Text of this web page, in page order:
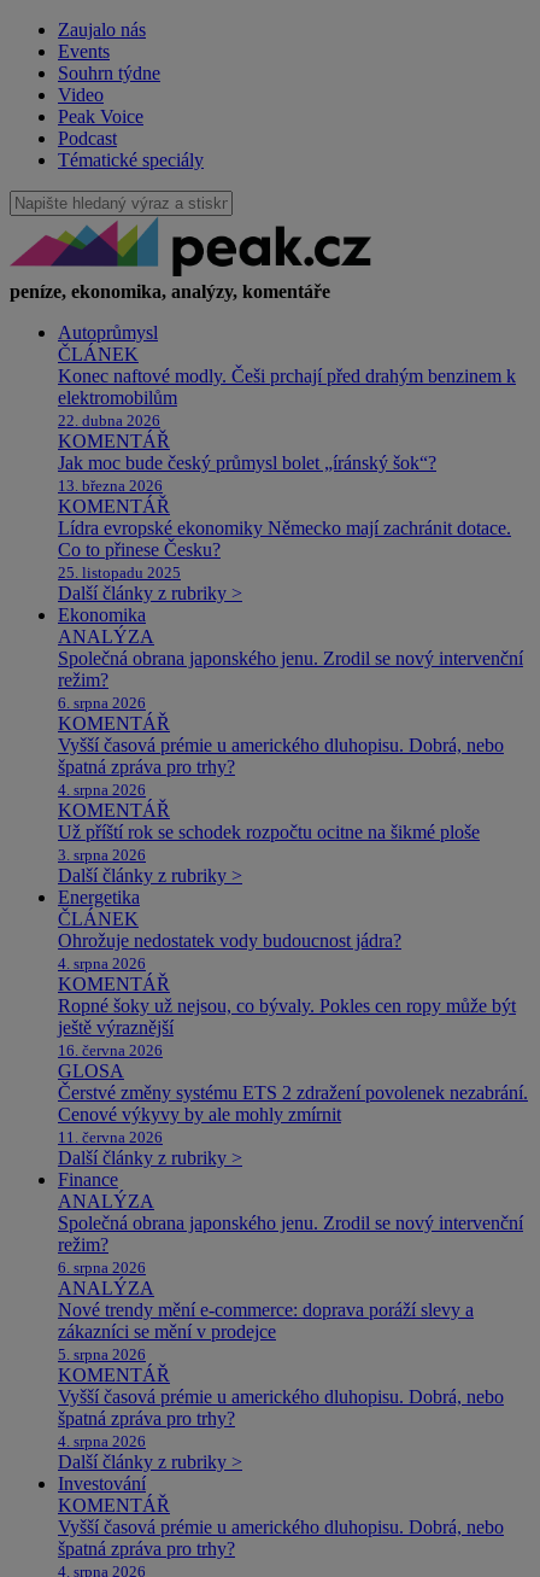
Zaujalo nás
Events
Souhrn týdne
Video
Peak Voice
Podcast
Tématické speciály
peníze, ekonomika, analýzy, komentáře
Autoprůmysl
ČLÁNEK
Konec naftové modly. Češi prchají před drahým benzinem k
elektromobilům
22. dubna 2026
KOMENTÁŘ
Jak moc bude český průmysl bolet „íránský šok“?
13. března 2026
KOMENTÁŘ
Lídra evropské ekonomiky Německo mají zachránit dotace.
Co to přinese Česku?
25. listopadu 2025
Další články z rubriky >
Ekonomika
ANALÝZA
Společná obrana japonského jenu. Zrodil se nový intervenční
režim?
6. srpna 2026
KOMENTÁŘ
Vyšší časová prémie u amerického dluhopisu. Dobrá, nebo
špatná zpráva pro trhy?
4. srpna 2026
KOMENTÁŘ
Už příští rok se schodek rozpočtu ocitne na šikmé ploše
3. srpna 2026
Další články z rubriky >
Energetika
ČLÁNEK
Ohrožuje nedostatek vody budoucnost jádra?
4. srpna 2026
KOMENTÁŘ
Ropné šoky už nejsou, co bývaly. Pokles cen ropy může být
ještě výraznější
16. června 2026
GLOSA
Čerstvé změny systému ETS 2 zdražení povolenek nezabrání.
Cenové výkyvy by ale mohly zmírnit
11. června 2026
Další články z rubriky >
Finance
ANALÝZA
Společná obrana japonského jenu. Zrodil se nový intervenční
režim?
6. srpna 2026
ANALÝZA
Nové trendy mění e-commerce: doprava poráží slevy a
zákazníci se mění v prodejce
5. srpna 2026
KOMENTÁŘ
Vyšší časová prémie u amerického dluhopisu. Dobrá, nebo
špatná zpráva pro trhy?
4. srpna 2026
Další články z rubriky >
Investování
KOMENTÁŘ
Vyšší časová prémie u amerického dluhopisu. Dobrá, nebo
špatná zpráva pro trhy?
4. srpna 2026